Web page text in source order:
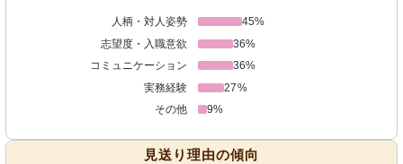
人柄・対人姿勢
45%
志望度・入職意欲
36%
コミュニケーション
36%
実務経験
27%
その他
9%
見送り理由の傾向